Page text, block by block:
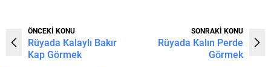
ÖNCEKİ KONU
Rüyada Kalaylı Bakır
Kap Görmek
SONRAKİ KONU
Rüyada Kalın Perde
Görmek